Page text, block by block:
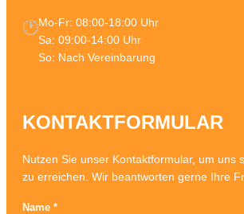
🕐Mo-Fr: 08:00-18:00 Uhr
Sa: 09:00-14:00 Uhr
So: Nach Vereinbarung
KONTAKTFORMULAR
Nutzen Sie unser Kontaktformular, um uns
zu erreichen. Wir beantworten gerne Ihre
Name *